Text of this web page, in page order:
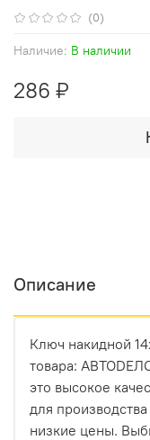
(0)
Наличие: В наличии
286 ₽
Описание
Ключ накидной
товара:
это высокое
для
низкие цены.